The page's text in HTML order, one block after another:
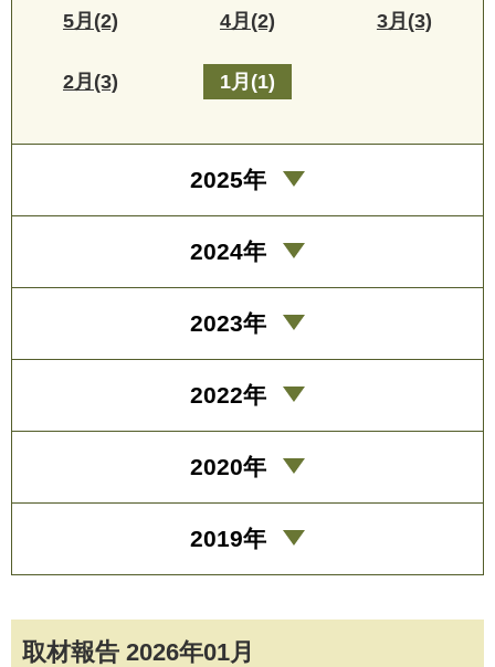
取材報告 2026年01月
5月(2) 4月(2) 3月(3)
2月(3) 1月(1)
2025年
2024年
2023年
2022年
2020年
2019年